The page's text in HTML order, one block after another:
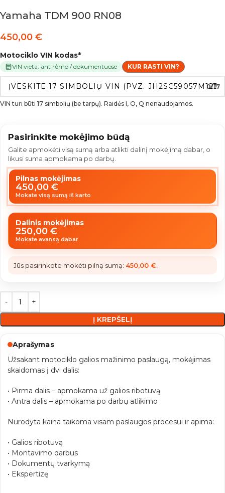
Yamaha TDM 900 RN08
450,00 €
Motociklo VIN kodas*
VIN vieta: ant rėmo / dokumentuose KUR RASTI VIN?
0/17
VIN turi būti 17 simbolių (be tarpų). Raidės I, O, Q nenaudojamos.
Pasirinkite mokėjimo būdą
Galite apmokėti visą sumą arba atlikti dalinį mokėjimą dabar, o
likusi suma apmokama po darbų.
Pilnas mokėjimas
450,00€
Mokate visą sumą iš karto
Dalinis mokėjimas
250,00€
Mokate avansą dabar
Jūs pasirinkote mokėti pilną sumą: 450,00 €
Į KREPŠELĮ
Aprašymas
Užsakant motociklo galios mažinimo paslaugą, mokėjimas
skaidomas į dvi dalis:
• Pirma dalis – apmokama už galios ribotuvą
• Antra dalis – apmokama po darbų atlikimo
Nurodyta kaina taikoma visam paslaugos procesui ir apima:
• Galios ribotuvą
• Montavimo darbus
• Dokumentų tvarkymą
• Ekspertizę